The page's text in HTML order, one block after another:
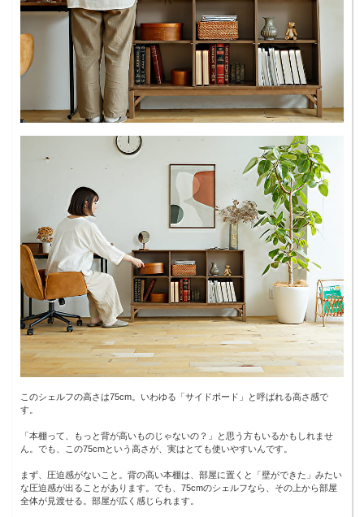
このシェルフの高さは75cm。いわゆる「サイドボード」と呼ばれる高さ感で
す。
「本棚って、もっと背が高いものじゃないの？」と思う方もいるかもしれませ
ん。でも、この75cmという高さが、実はとても使いやすいんです。
まず、圧迫感がないこと。背の高い本棚は、部屋に置くと「壁ができた」みたい
な圧迫感が出ることがあります。でも、75cmのシェルフなら、その上から部屋
全体が見渡せる。部屋が広く感じられます。